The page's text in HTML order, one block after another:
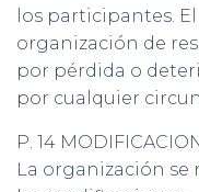
los participantes.
organización de
por pérdida o
por cualquier
P. 14
La organización se